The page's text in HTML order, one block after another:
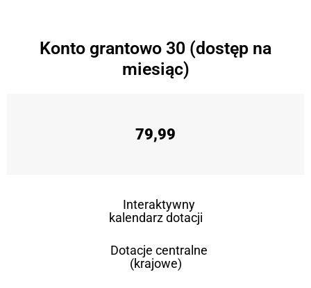
Konto grantowo 30 (dostęp na
miesiąc)
79,99
Interaktywny
kalendarz dotacji
Dotacje centralne
(krajowe)